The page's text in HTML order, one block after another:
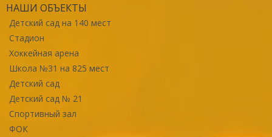
НАШИ ОБЪЕКТЫ
Детский сад на 140 мест
Стадион
Хоккейная арена
Школа №31 на 825 мест
Детский сад
Детский сад № 21
Спортивный зал
ФОК